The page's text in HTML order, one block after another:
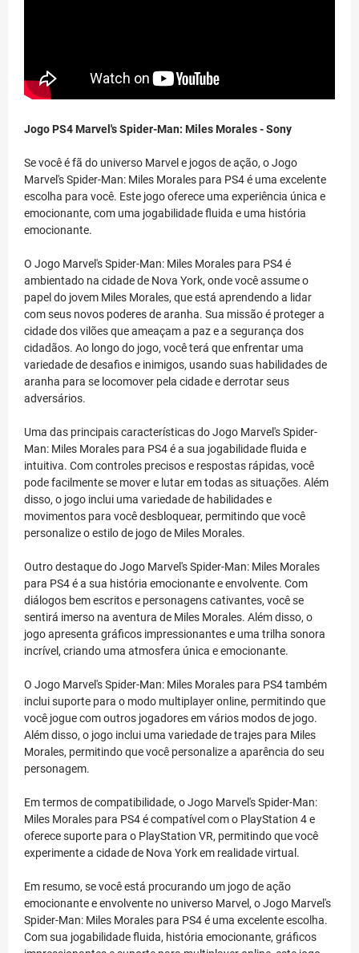
Jogo PS4 Marvel's Spider-Man: Miles Morales - Sony
Se você é fã do universo Marvel e jogos de ação, o Jogo
Marvel's Spider-Man: Miles Morales para PS4 é uma excelente
escolha para você. Este jogo oferece uma experiência única e
emocionante, com uma jogabilidade fluida e uma história
emocionante.
O Jogo Marvel's Spider-Man: Miles Morales para PS4 é
ambientado na cidade de Nova York, onde você assume o
papel do jovem Miles Morales, que está aprendendo a lidar
com seus novos poderes de aranha. Sua missão é proteger a
cidade dos vilões que ameaçam a paz e a segurança dos
cidadãos. Ao longo do jogo, você terá que enfrentar uma
variedade de desafios e inimigos, usando suas habilidades de
aranha para se locomover pela cidade e derrotar seus
adversários.
Uma das principais características do Jogo Marvel's Spider-
Man: Miles Morales para PS4 é a sua jogabilidade fluida e
intuitiva. Com controles precisos e respostas rápidas, você
pode facilmente se mover e lutar em todas as situações. Além
disso, o jogo inclui uma variedade de habilidades e
movimentos para você desbloquear, permitindo que você
personalize o estilo de jogo de Miles Morales.
Outro destaque do Jogo Marvel's Spider-Man: Miles Morales
para PS4 é a sua história emocionante e envolvente. Com
diálogos bem escritos e personagens cativantes, você se
sentirá imerso na aventura de Miles Morales. Além disso, o
jogo apresenta gráficos impressionantes e uma trilha sonora
incrível, criando uma atmosfera única e emocionante.
O Jogo Marvel's Spider-Man: Miles Morales para PS4 também
inclui suporte para o modo multiplayer online, permitindo que
você jogue com outros jogadores em vários modos de jogo.
Além disso, o jogo inclui uma variedade de trajes para Miles
Morales, permitindo que você personalize a aparência do seu
personagem.
Em termos de compatibilidade, o Jogo Marvel's Spider-Man:
Miles Morales para PS4 é compatível com o PlayStation 4 e
oferece suporte para o PlayStation VR, permitindo que você
experimente a cidade de Nova York em realidade virtual.
Em resumo, se você está procurando um jogo de ação
emocionante e envolvente no universo Marvel, o Jogo Marvel's
Spider-Man: Miles Morales para PS4 é uma excelente escolha.
Com sua jogabilidade fluida, história emocionante, gráficos